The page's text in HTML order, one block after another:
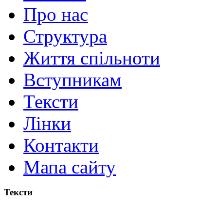
Про нас
Структура
Життя спільноти
Вступникам
Тексти
Лінки
Контакти
Мапа сайту
Тексти